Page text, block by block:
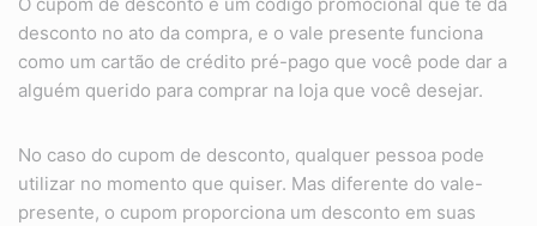
O cupom de desconto é um código promocional que te dá
desconto no ato da compra, e o vale presente funciona
como um cartão de crédito pré-pago que você pode dar a
alguém querido para comprar na loja que você desejar.
No caso do cupom de desconto, qualquer pessoa pode
utilizar no momento que quiser. Mas diferente do vale-
presente, o cupom proporciona um desconto em suas